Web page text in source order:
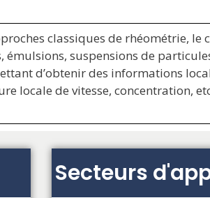
classiques de rhéométrie,
suspensions de
d’obtenir des informations
locale de vitesse, concentration,
Secteurs